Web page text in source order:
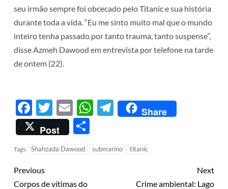
seu irmão sempre foi obcecado pelo Titanic e sua história
durante toda a vida. “Eu me sinto muito mal que o mundo
inteiro tenha passado por tanto trauma, tanto suspense”,
disse Azmeh Dawood em entrevista por telefone na tarde
de ontem (22).
Facebook
Twitter
EmailWhatsApp
Telegram
Share
Post
Tags: Shahzada Dawood submarino titanic
Previous
Corpos de vítimas do
Next
Crime ambiental: Lago